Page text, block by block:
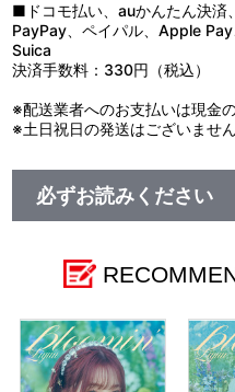
■ドコモ払い、auかんたん決済
PayPay、ペイパル、Apple
Suica
決済手数料：330円（税込）
※配送業者へのお支払いは現金
※土日祝日の発送はございません
必ずお読みください
販売元 (株)バンダイナムコ